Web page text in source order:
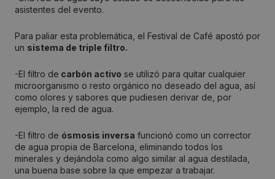
asistentes del evento.
Para paliar esta problemática, el Festival de Café apostó por
un sistema de triple filtro.
-El filtro de carbón activo se utilizó para quitar cualquier
microorganismo o resto orgánico no deseado del agua, así
como olores y sabores que pudiesen derivar de, por
ejemplo, la red de agua.
-El filtro de ósmosis inversa funcionó como un corrector
de agua propia de Barcelona, eliminando todos los
minerales y dejándola como algo similar al agua destilada,
una buena base sobre la que empezar a trabajar.